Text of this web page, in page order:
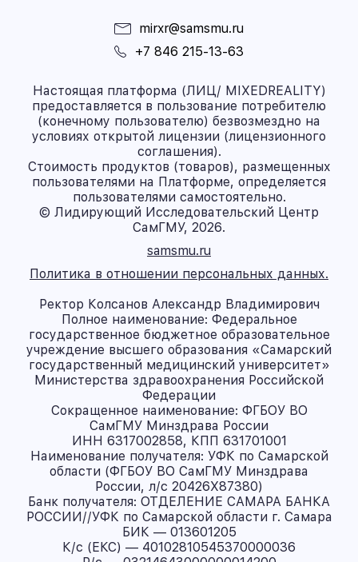
mirxr@samsmu.ru
+7 846 215-13-63
Настоящая платформа (ЛИЦ/ MIXEDREALITY)
предоставляется в пользование потребителю
(конечному пользователю) безвозмездно на
условиях открытой лицензии (лицензионного
соглашения).
Стоимость продуктов (товаров), размещенных
пользователями на Платформе, определяется
пользователями самостоятельно.
© Лидирующий Исследовательский Центр
СамГМУ, 2026.
samsmu.ru
Политика в отношении персональных данных.
Ректор Колсанов Александр Владимирович
Полное наименование: Федеральное
государственное бюджетное образовательное
учреждение высшего образования «Самарский
государственный медицинский университет»
Министерства здравоохранения Российской
Федерации
Сокращенное наименование: ФГБОУ ВО
СамГМУ Минздрава России
ИНН 6317002858, КПП 631701001
Наименование получателя: УФК по Самарской
области (ФГБОУ ВО СамГМУ Минздрава
России, л/с 20426X87380)
Банк получателя: ОТДЕЛЕНИЕ САМАРА БАНКА
РОССИИ//УФК по Самарской области г. Самара
БИК — 013601205
К/с (ЕКС) — 40102810545370000036